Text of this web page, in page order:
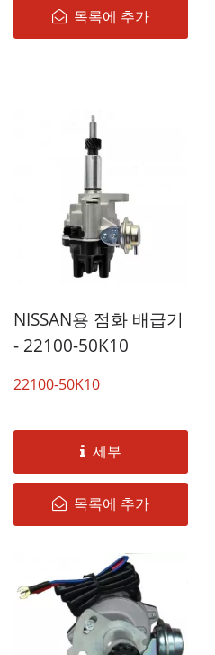
목록에 추가
NISSAN용 점화 배급기
- 22100-50K10
22100-50K10
세부
목록에 추가